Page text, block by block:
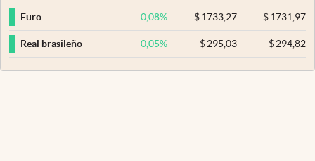
Euro 0,08% $ 1733,27 $1731,97
Real brasileño 0,05% $ 295,03 $294,82